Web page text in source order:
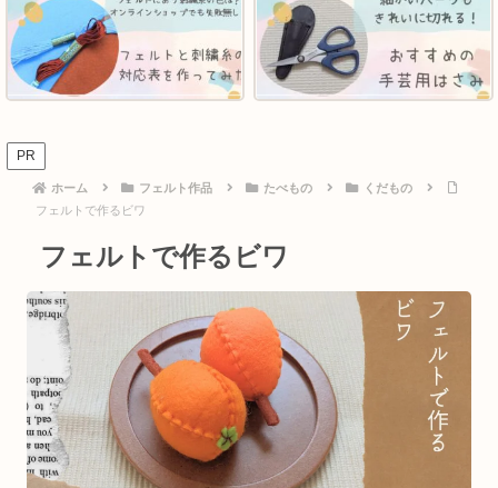
PR
ホーム フェルト作品 たべもの
くだもの
フェルトで作るビワ
フェルトで作るビワ